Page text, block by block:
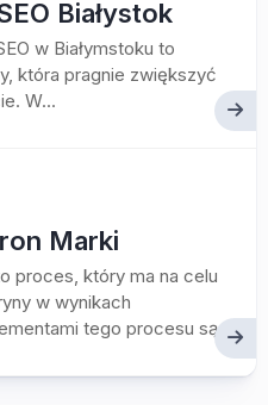
Białystok
w Białymstoku to
która pragnie zwiększyć
W...
Marki
proces, który ma na celu
w wynikach
tego procesu są...